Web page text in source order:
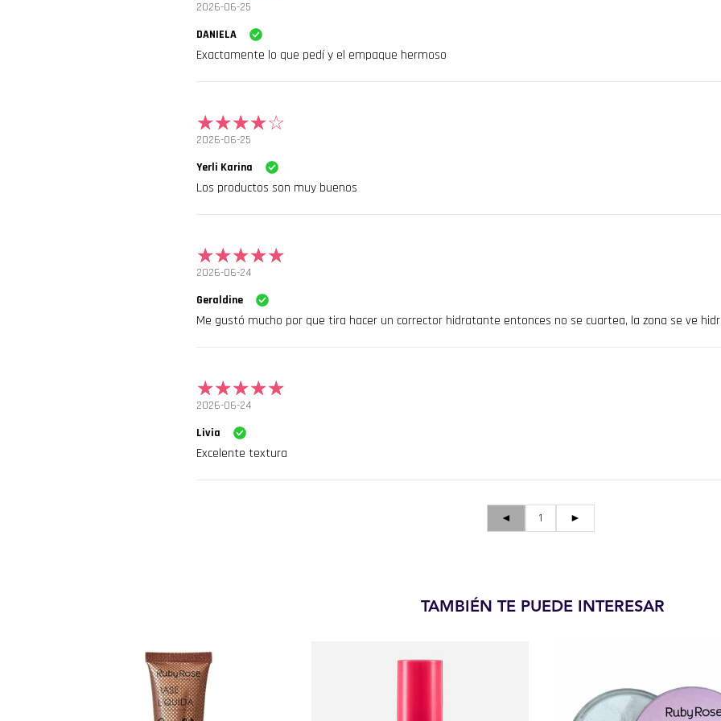
2026-06-25
DANIELA
Exactamente lo que pedí y el empaque hermoso
2026-06-25
Yerli Karina
Los productos son muy buenos
2026-06-24
Geraldine
Me gustó mucho por que tira hacer un corrector hidratante entonces no se cuartea, la zona se ve
2026-06-24
Livia
Excelente textura
◄ 1 ►
TAMBIÉN TE PUEDE INTERESAR